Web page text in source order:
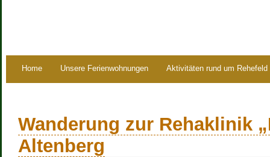
Home Unsere Ferienwohnungen Aktivitäten rund um Rehefeld
Wanderung zur Rehaklinik
Altenberg